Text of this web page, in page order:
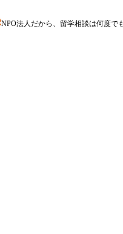
NPO法人だから、留学相談は何度で